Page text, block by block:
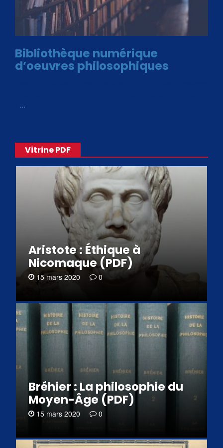
Bibliothèque numérique
d’oeuvres philosophiques
…
Vitrine PDF
Aristote : Éthique à
Nicomaque (PDF)
15 mars 2020 0
Bréhier : La philosophie du
Moyen-Âge (PDF)
15 mars 2020 0